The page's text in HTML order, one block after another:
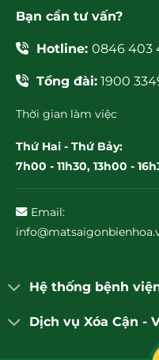
Bạn cần tư vấn?
Hotline: 0846 403
Tổng đài: 1900
Thời gian làm việc
Thứ Hai - Thứ Bảy:
7h00 - 11h30, 13h00 -
Email:
Hệ thống bệnh
Dịch vụ Xóa Cận -